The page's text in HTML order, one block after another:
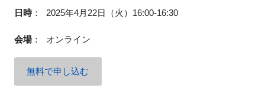
日時： 2025年4月22日（火）16:00-16:30
会場： オンライン
無料で申し込む